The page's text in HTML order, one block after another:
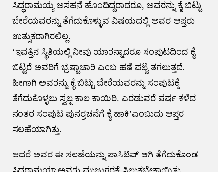
ಸಿದ್ಧರಾಮಯ್ಯ ಅಸಹನೆ ಹೊಂದಿದ್ದರಾದರೂ, ಅವರನ್ನು ಕೈ ಬಿಟ್ಟು
ಬೇರೆಯವರನ್ನು ತೆಗೆದುಕೊಳ್ಳುವ ವಿಷಯದಲ್ಲಿ ಅವರ ಆಪ್ತರು
ಉತ್ಸುಕರಾಗಿರಲಿಲ್ಲ.
‘ಇವತ್ತಿನ ಸ್ಥಿತಿಯಲ್ಲಿ ನೀವು ಯಾರನ್ನಾದರೂ ಸಂಪುಟದಿಂದ ಕೈ
ಬಿಟ್ಟರೆ ಅವರಿಗೆ ಭ್ರಷ್ಟಾಚಾರಿ ಎಂಬ ಹಣೆ ಪಟ್ಟಿ ತಗಲುತ್ತದೆ.
ಹೀಗಾಗಿ ಅವರನ್ನು ಕೈ ಬಿಟ್ಟು ಬೇರೆಯವರನ್ನು ಸಂಪುಟಕ್ಕೆ
ತೆಗೆದುಕೊಳ್ಳಲು ಸ್ವಲ್ಪ ಕಾಲ ಕಾಯಿರಿ. ಎರಡುವರೆ ವರ್ಷ ಕಳೆದ
ನಂತರ ಸಂಪುಟ ಪುನರ್ರಚನೆಗೆ ಕೈ ಹಾಕಿ’ಎಂಬುದು ಆಪ್ತರ
ಸಲಹೆಯಾಗಿತ್ತು.
ಆದರೆ ಅವರ ಈ ಸಲಹೆಯನ್ನು ಪಾಸಿಟಿವ್ ಆಗಿ ತೆಗೆದುಕೊಂಡ